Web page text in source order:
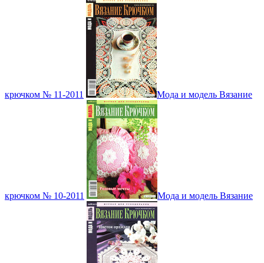
крючком № 11-2011 Мода и модель Вязание
крючком № 10-2011 Мода и модель Вязание